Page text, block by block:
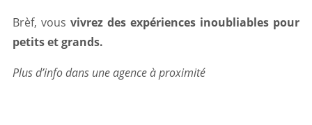
Brèf, vous vivrez des expériences inoubliables pour
petits et grands.
Plus d’info dans une agence à proximité